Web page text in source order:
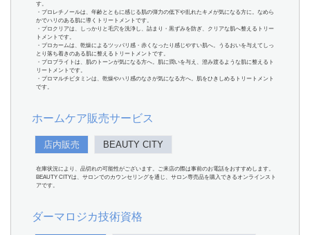
す。
・プロレチノールは、年齢とともに感じる肌の弾力の低下や乱れたキメが気になる方に。なめら
かでハリのある肌に導くトリートメントです。
・プロクリアは、しっかりと毛穴を洗浄し、詰まり・黒ずみを防ぎ、クリアな肌へ整えるトリー
トメントです。
・プロカームは、乾燥によるツッパリ感・赤くなったり感じやすい肌へ。うるおいを与えてしっ
とり落ち着きのある肌に整えるトリートメントです。
・プロブライトは、肌のトーンが気になる方へ。肌に潤いを与え、澄み渡るような肌に整えるト
リートメントです。
・プロマルチビタミンは、乾燥やハリ感のなさが気になる方へ。肌をひきしめるトリートメント
です。
ホームケア販売サービス
店内販売 BEAUTY CITY
在庫状況により、品切れの可能性がございます。ご来店の際は事前のお電話をおすすめします。
BEAUTY CITYは、サロンでのカウンセリングを通じ、サロン専売品を購入できるオンラインスト
アです。
ダーマロジカ技術資格